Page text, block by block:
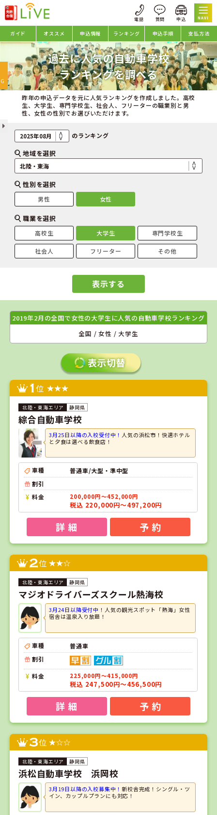
NAVI
ガイド オススメ 申込情報 ランキング 申込手順 支払方法
過去に人気の自動車学校
ランキングを調べる
昨年の申込データを元に人気ランキングを作成しました。高校
生、大学生、専門学校生、社会人、フリーターの職業別と男
性、女性の性別でお選びいただけます。
のランキング
地域を選択
性別を選択
男性 女性
職業を選択
高校生 大学生 専門学校生
社会人 フリーター その他
表示する
2019年2月の全国で女性の大学生に人気の自動車学校ランキング
全国 / 女性 / 大学生
1位
静岡県
綜合自動車学校
3月25日以降の入校受付中！ 人気の浜松市！快適ホテル
と夕食は選べる飲食店！
車種
普通車/大型・準中型
割引
料金
200,000円～452,000円
税込 220,000円～497,200円
詳 細 予 約
2位
静岡県
マジオドライバーズスクール熱海校
3月24日以降受付中！ 人気の観光スポット「熱海」女性
宿舎は温泉入り放題！
車種
普通車
割引
料金 225,000円～415,000円
税込 247,500円～456,500円
詳 細 予 約
3位
静岡県
浜松自動車学校 浜岡校
3月19日以降の入校募集中！新校舎完成！シングル・ツ
イン、カップルプランにも対応！